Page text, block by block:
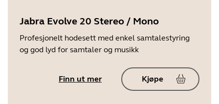
Jabra Evolve 20 Stereo / Mono
Profesjonelt hodesett med enkel samtalestyring
og god lyd for samtaler og musikk
Finn ut mer Kjøpe